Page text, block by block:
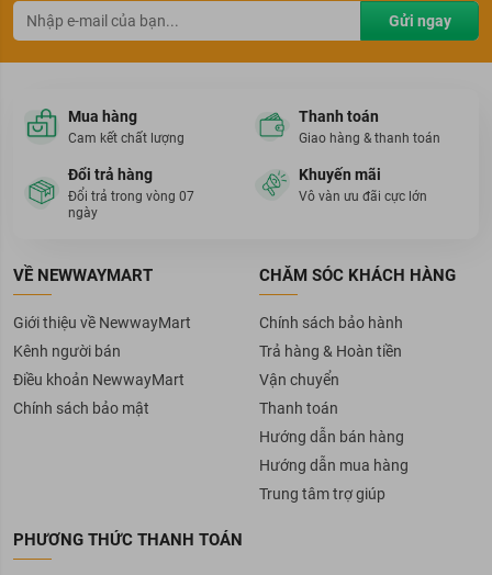
Gửi ngay
Mua hàng
Cam kết chất lượng
Thanh toán
Giao hàng & thanh toán
Đổi trả hàng
Đổi trả trong vòng 07
ngày
Khuyến mãi
Vô vàn ưu đãi cực lớn
VỀ NEWWAYMART
Giới thiệu về NewwayMart
Kênh người bán
Điều khoản NewwayMart
Chính sách bảo mật
CHĂM SÓC KHÁCH HÀNG
Chính sách bảo hành
Trả hàng & Hoàn tiền
Vận chuyển
Thanh toán
Hướng dẫn bán hàng
Hướng dẫn mua hàng
Trung tâm trợ giúp
PHƯƠNG THỨC THANH TOÁN